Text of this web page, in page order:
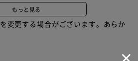
／13:00～17:206
間・会社都合による休日を除く）
ードです
もっと見る
変更する場合がございます。あらか